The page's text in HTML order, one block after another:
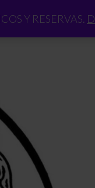
Y RESERVAS.